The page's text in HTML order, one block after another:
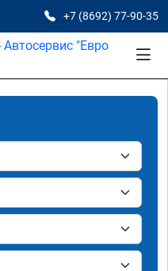
+7 (8692) 77-90-35